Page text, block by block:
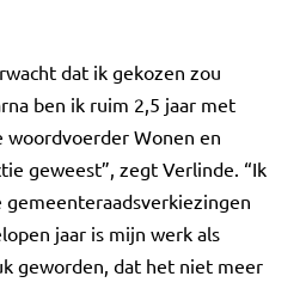
dat ik gekozen zou
ben ik ruim 2,5 jaar met
woordvoerder Wonen en
geweest”, zegt Verlinde. “Ik
jaar is mijn werk als
geworden, dat het niet meer